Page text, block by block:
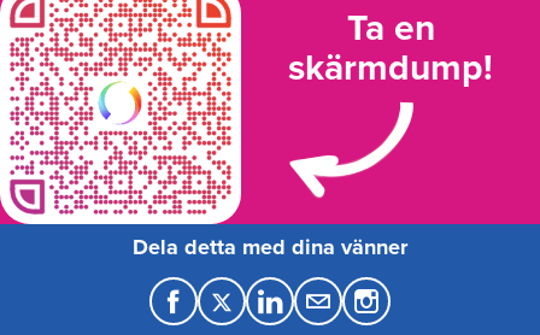
Ta en
skärmdump!
Dela detta med dina vänner
F
T
L
M